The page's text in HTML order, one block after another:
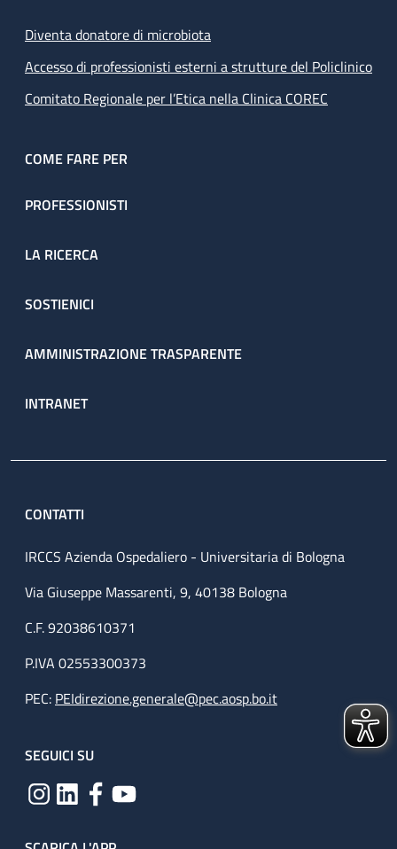
Diventa donatore di microbiota
Accesso di professionisti esterni a strutture del Policlinico
Comitato Regionale per l’Etica nella Clinica COREC
COME FARE PER
PROFESSIONISTI
LA RICERCA
SOSTIENICI
AMMINISTRAZIONE TRASPARENTE
INTRANET
CONTATTI
IRCCS Azienda Ospedaliero - Universitaria di Bologna
Via Giuseppe Massarenti, 9, 40138 Bologna
C.F. 92038610371
P.IVA 02553300373
PEC: PEIdirezione.generale@pec.aosp.bo.it
SEGUICI SU